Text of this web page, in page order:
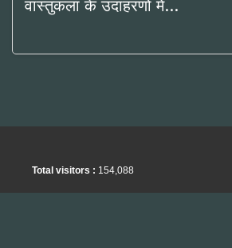
वास्तुकला के उदाहरणों में…
Total visitors : 154,088